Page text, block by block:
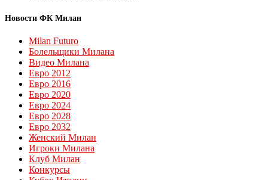
Новости ФК Милан
Milan Futuro
Болельщики Милана
Видео Милана
Евро 2012
Евро 2016
Евро 2020
Евро 2024
Евро 2028
Евро 2032
Женский Милан
Игроки Милана
Клуб Милан
Конкурсы